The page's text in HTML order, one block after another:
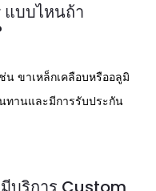
แบบไหนถ้า
น ขาเหล็กเคลือบหรืออลูมิ
ทานและมีการรับประกัน